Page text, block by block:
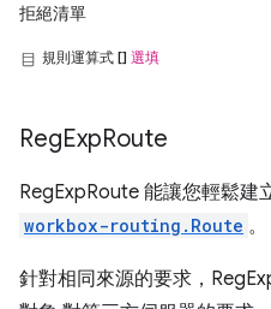
拒絕清單
規則運算式 [] 選填
RegExpRoute
RegExpRoute 能讓您輕鬆建
workbox-routing.Route 。
針對相同來源的要求，